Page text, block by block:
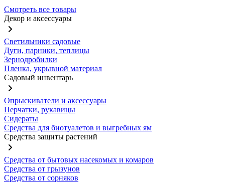
Смотреть все товары
Декор и аксессуары
Светильники садовые
Дуги, парники, теплицы
Зернодробилки
Пленка, укрывной материал
Садовый инвентарь
Опрыскиватели и аксессуары
Перчатки, рукавицы
Сидераты
Средства для биотуалетов и выгребных ям
Средства защиты растений
Средства от бытовых насекомых и комаров
Средства от грызунов
Средства от сорняков